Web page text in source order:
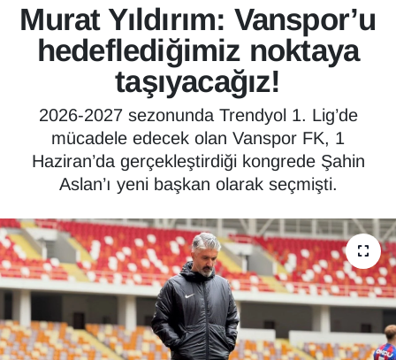
Murat Yıldırım: Vanspor’u
hedeflediğimiz noktaya
taşıyacağız!
2026-2027 sezonunda Trendyol 1. Lig’de
mücadele edecek olan Vanspor FK, 1
Haziran’da gerçekleştirdiği kongrede Şahin
Aslan’ı yeni başkan olarak seçmişti.
Biyografi
Bölge Haberleri
ÇEVRE
Deprem
Diğer
DÜNYA
EĞİTİM
Van Trafik Yoğunluk Haritası
Süper Lig Puan Durumu ve Fikstür
Tüm Manşetler
Son Dakika Haberleri